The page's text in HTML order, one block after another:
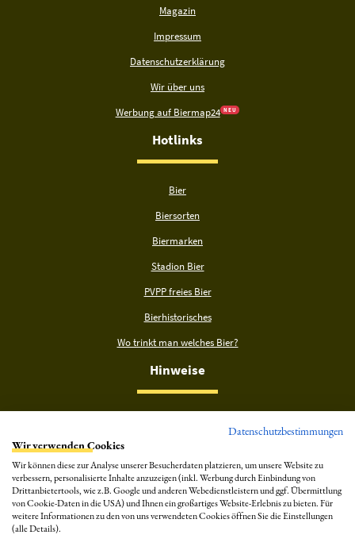
Magazin
Impressum
Datenschutzerklärung
Wir über uns
Werbung auf Biermap24 N E U
Hotlinks
Bier
Biersorten
Biermarken
Stadion Bier
PVPP freies Bier
Bierhistorisches
Wo trinkt man welches Bier?
Hinweise
Datenschutzbestimmungen
Wir verwenden Cookies
Wir können diese zur Analyse unserer Besucherdaten platzieren, um unsere Website zu
verbessern, personalisierte Inhalte anzuzeigen (inkl. Werbung durch Einbindung von
Drittanbietertools, wie z.B. Google und anderen Webedienstleistern und ggf. Übermittlung
von Cookie-Daten in die USA) und Ihnen ein großartiges Website-Erlebnis zu bieten. Für
weitere Informationen zu den von uns verwendeten Cookies öffnen Sie die Einstellungen
(alle Details).